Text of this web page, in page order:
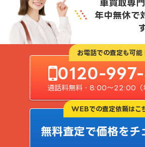
車買取専
年中無休で
お電話での査定も可能
0120-
通話料無料・8:00〜22:00（
WEBでの査定依頼はこ
無料査定で価格をチ